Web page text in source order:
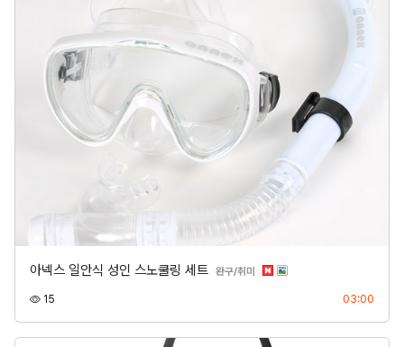
아넥스 일안식 성인 스노쿨링 세트 완구/취미 분류
15 03:00